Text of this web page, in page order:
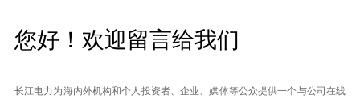
您好！欢迎留言给我们
长江电力为海内外机构和个人投资者、企业、媒体等公众提供一个与公司在线